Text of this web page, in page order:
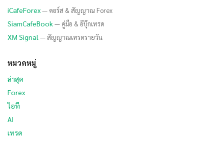
iCafeForex— คอร์ส & สัญญาณ Forex
SiamCafeBook— คู่มือ & อีบุ๊กเทรด
XM Signal — สัญญาณเทรดรายวัน
หมวดหมู่
ล่าสุด
Forex
ไอที
AI
เทรด